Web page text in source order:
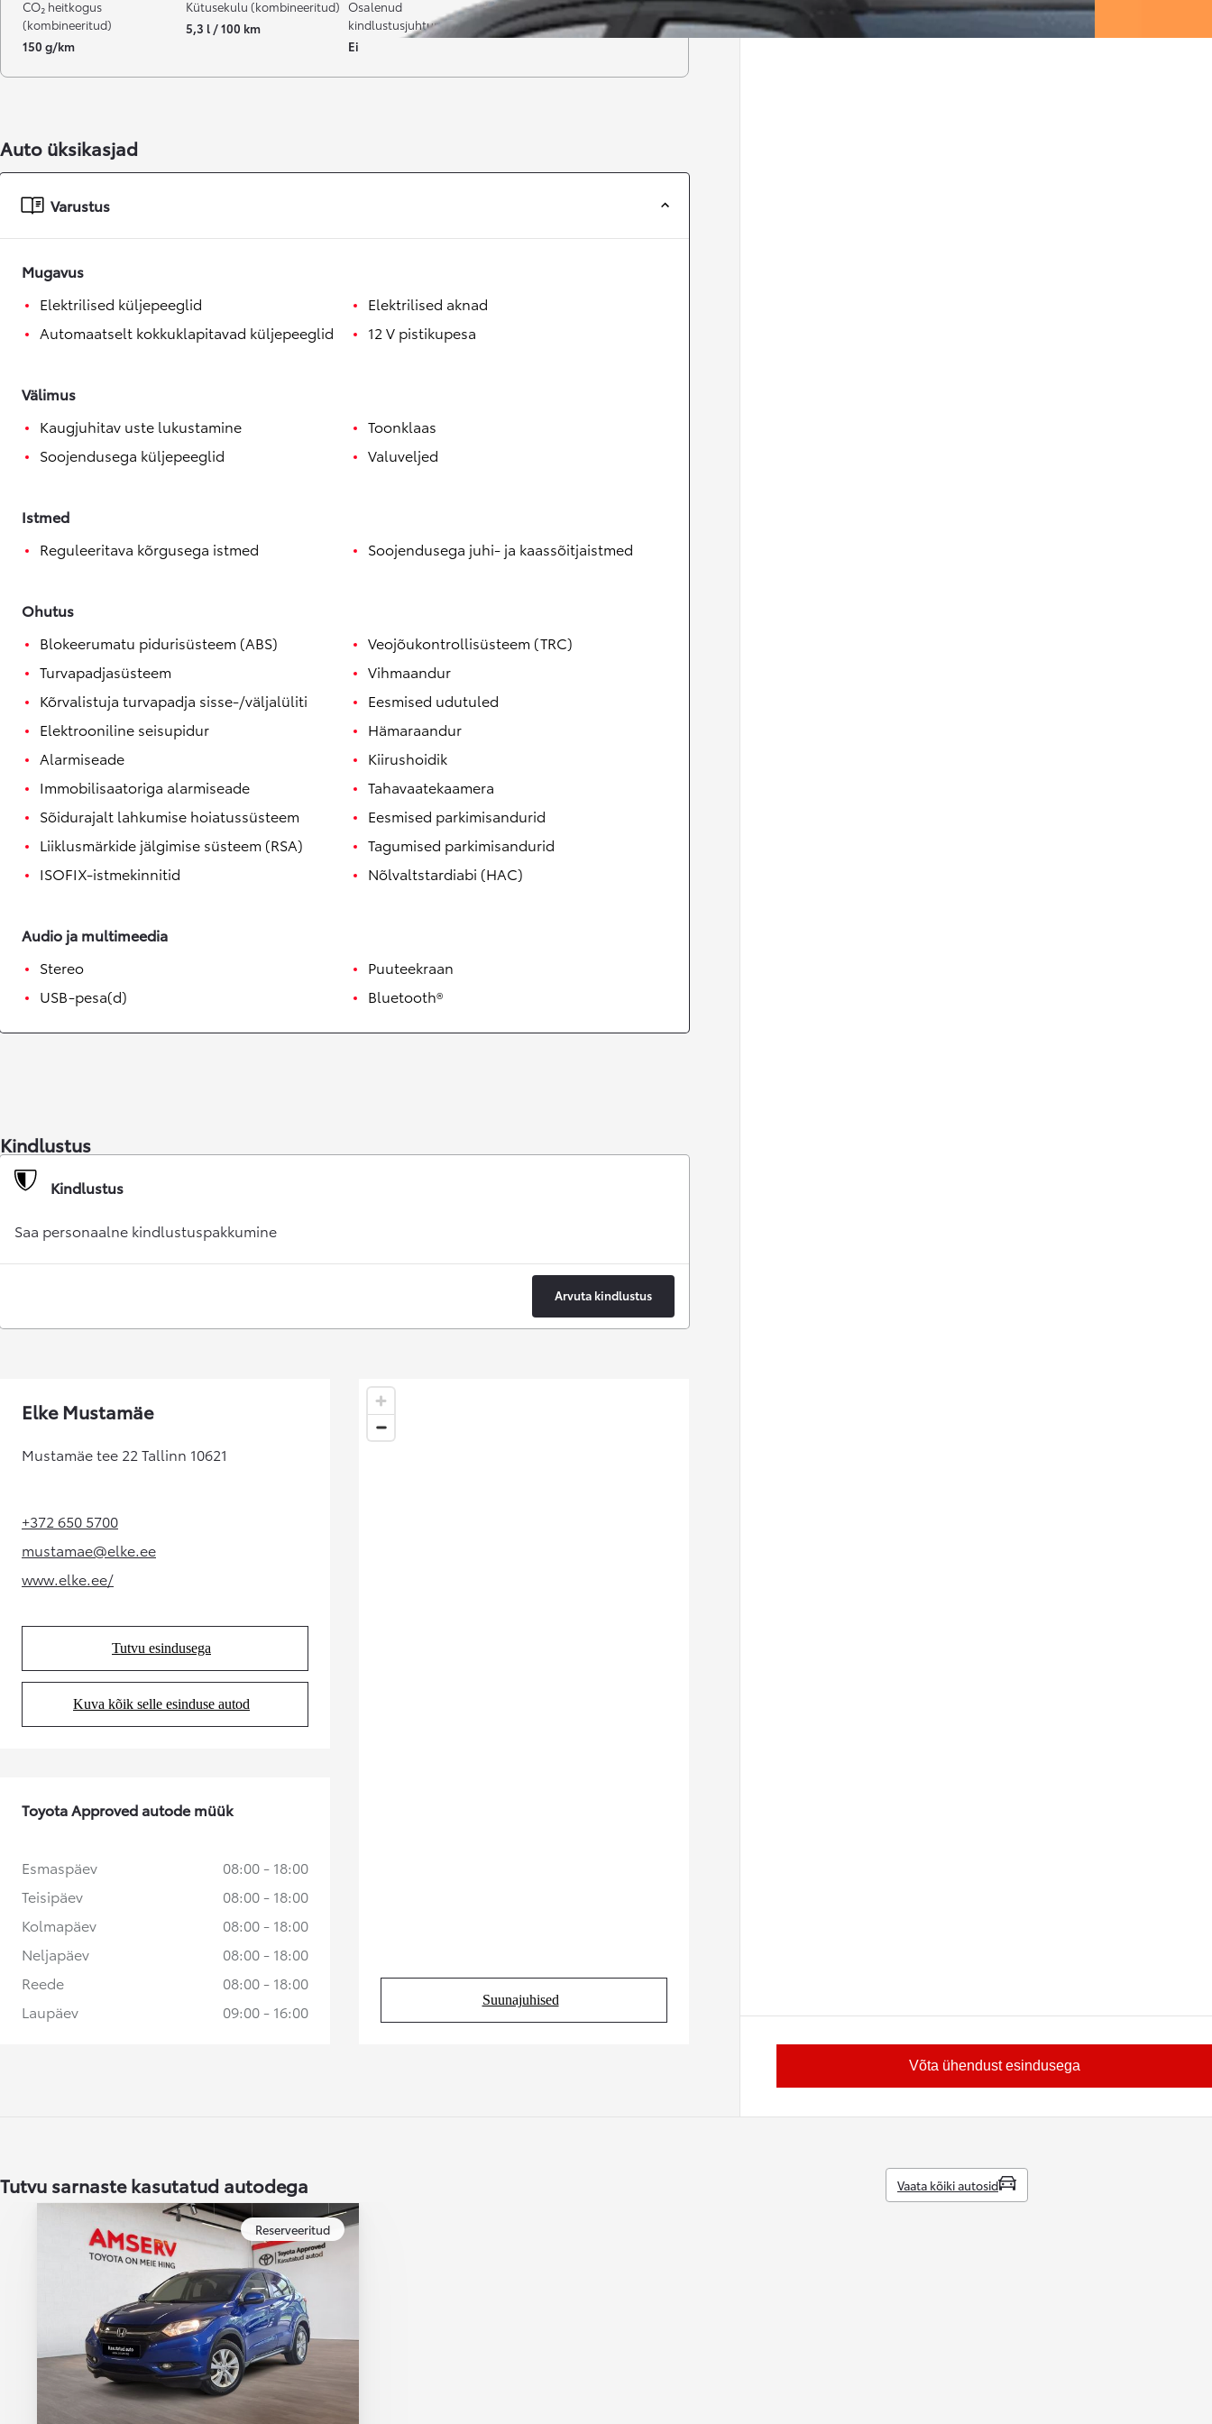
Corolla sedaan
Corolla Cross
Võta ühendust esindusega
CO₂ heitkogus
(kombineeritud)
150 g/km
Kütusekulu (kombineeritud)
5,3 l / 100 km
Osalenud
kindlustusjuhtumis
Ei
Auto üksikasjad
Varustus
Mugavus
Elektrilised küljepeeglid
Automaatselt kokkuklapitavad küljepeeglid
Elektrilised aknad
12 V pistikupesa
Välimus
Kaugjuhitav uste lukustamine
Soojendusega küljepeeglid
Toonklaas
Valuveljed
Istmed
Reguleeritava kõrgusega istmed
Soojendusega juhi- ja kaassõitjaistmed
Ohutus
Blokeerumatu pidurisüsteem (ABS)
Turvapadjasüsteem
Kõrvalistuja turvapadja sisse-/väljalüliti
Elektrooniline seisupidur
Alarmiseade
Immobilisaatoriga alarmiseade
Sõidurajalt lahkumise hoiatussüsteem
Liiklusmärkide jälgimise süsteem (RSA)
ISOFIX-istmekinnitid
Veojõukontrollisüsteem (TRC)
Vihmaandur
Eesmised udutuled
Hämaraandur
Kiirushoidik
Tahavaatekaamera
Eesmised parkimisandurid
Tagumised parkimisandurid
Nõlvaltstardiabi (HAC)
Audio ja multimeedia
Stereo
USB-pesa(d)
Puuteekraan
Bluetooth®
Kindlustus
Kindlustus
Saa personaalne kindlustuspakkumine
Arvuta kindlustus
Elke Mustamäe
Mustamäe tee 22 Tallinn 10621
+372 650 5700(Opens in new tab)
mustamae@elke.ee
(Opens in new tab)
www.elke.ee/(Opens in new tab)
Tutvu esindusega
(Opens in new tab)
Kuva kõik selle esinduse autod
(Opens in new tab)
Suunajuhised
(Opens in new tab)
Toyota Approved autode müük
Esmaspäev
08:00 - 18:00
Teisipäev
08:00 - 18:00
Kolmapäev
08:00 - 18:00
Neljapäev
08:00 - 18:00
Reede
08:00 - 18:00
Laupäev
09:00 - 16:00
Tutvu sarnaste kasutatud autodega Vaata kõiki autosid
Reserveeritud